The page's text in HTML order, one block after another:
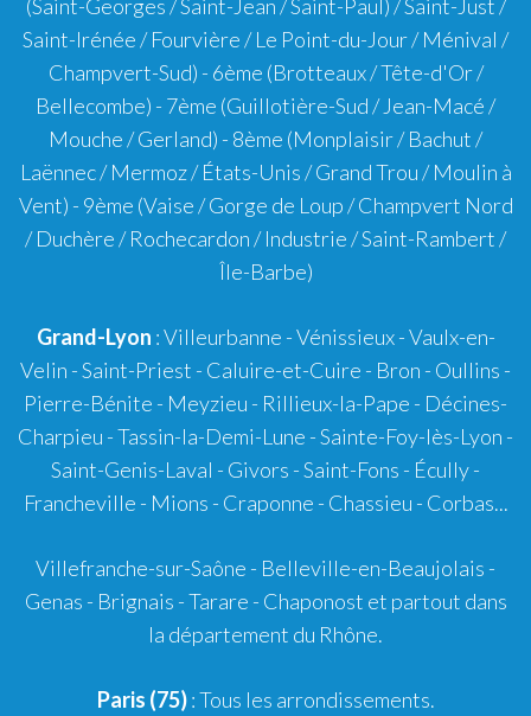
(Saint-Georges / Saint-Jean / Saint-Paul) / Saint-Just /
Saint-Irénée / Fourvière / Le Point-du-Jour / Ménival /
Champvert-Sud) - 6ème (Brotteaux / Tête-d'Or /
Bellecombe) - 7ème (Guillotière-Sud / Jean-Macé /
Mouche / Gerland) - 8ème (Monplaisir / Bachut /
Laënnec / Mermoz / États-Unis / Grand Trou / Moulin à
Vent) - 9ème (Vaise / Gorge de Loup / Champvert Nord
/ Duchère / Rochecardon / Industrie / Saint-Rambert /
Île-Barbe)
Grand-Lyon :Villeurbanne -Vénissieux-Vaulx-en-
Velin -Saint-Priest - Caluire-et-Cuire - Bron - Oullins -
Pierre-Bénite - Meyzieu - Rillieux-la-Pape - Décines-
Charpieu -Tassin-la-Demi-Lune -Sainte-Foy-lès-Lyon -
Saint-Genis-Laval - Givors -Saint-Fons - Écully-
Francheville - Mions - Craponne - Chassieu - Corbas...
Villefranche-sur-Saône - Belleville-en-Beaujolais -
Genas - Brignais -Tarare - Chaponost et partout dans
la département du Rhône.
Paris (75): Tous les arrondissements.